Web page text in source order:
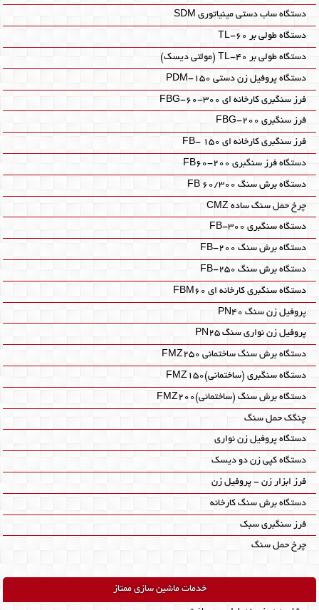
دستگاه ساب دستی مینیاتوری SDM‎
دستگاه طولی بر TL-60‎
دستگاه طولی بر TL-40‎ (مولتی دیسک)
دستگاه پروفیل زن دستی PDM-150‎
فرز سنگبری کارخانه ای FBG-60-300
فرز سنگبری FBG-200
فرز سنگبری کارخانه ای FB- 150
دستگاه فرز سنگبری FB60-200
دستگاه برش سنگ FB 60/300
چرخ حمل سنگ ساده CMZ‎
دستگاه سنگبری FB-300
دستگاه برش سنگ FB-200
دستگاه برش سنگ FB-250
دستگاه سنگبری کارخانه ای FBM60‎
پروفیل زن سنگ PN40
پروفیل زن نواری سنگ PN25
دستگاه برش سنگ ساختمانی FMZ250
دستگاه سنگبری (ساختمانی)FMZ150
دستگاه برش سنگ (ساختمانی)FMZ200
چنگک حمل سنگ
دستگاه پروفیل زن نواری
دستگاه کپی زن دو دیسک
فرز ابزار زن - پروفیل زن
دستگاه برش سنگ کارخانه
فرز سنگبری سبک
چرخ حمل سنگ
خدمات ماشین سازی ممتاز